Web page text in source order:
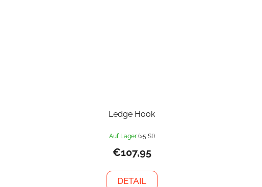
Ledge Hook
Auf Lager (>5 St)
€107,95
DETAIL